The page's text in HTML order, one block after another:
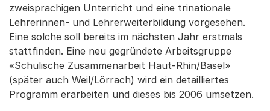
zweisprachigen Unterricht und eine trinationale
Lehrerinnen- und Lehrerweiterbildung vorgesehen.
Eine solche soll bereits im nächsten Jahr erstmals
stattfinden. Eine neu gegründete Arbeitsgruppe
«Schulische Zusammenarbeit Haut-Rhin/Basel»
(später auch Weil/Lörrach) wird ein detailliertes
Programm erarbeiten und dieses bis 2006 umsetzen.